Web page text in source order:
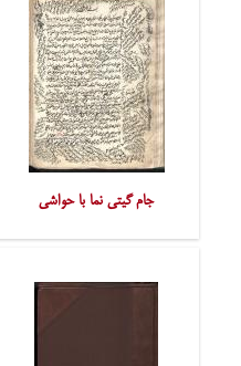
جام گیتی نما با حواشی